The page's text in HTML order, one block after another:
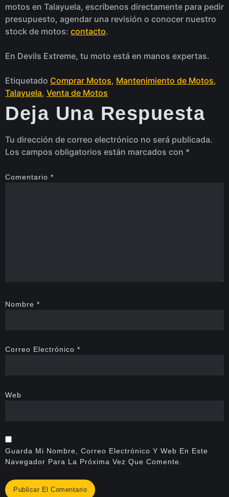
motos en Talayuela, escríbenos directamente para pedir
presupuesto, agendar una revisión o conocer nuestro
stock de motos: contacto.
En Devils Extreme, tu moto está en manos expertas.
Etiquetado Comprar Motos, Mantenimiento de Motos,
Talayuela, Venta de Motos
Deja Una Respuesta
Tu dirección de correo electrónico no será publicada.
Los campos obligatorios están marcados con *
Comentario *
Nombre *
Correo Electrónico *
Web
Guarda Mi Nombre, Correo Electrónico Y Web En Este
Navegador Para La Próxima Vez Que Comente.